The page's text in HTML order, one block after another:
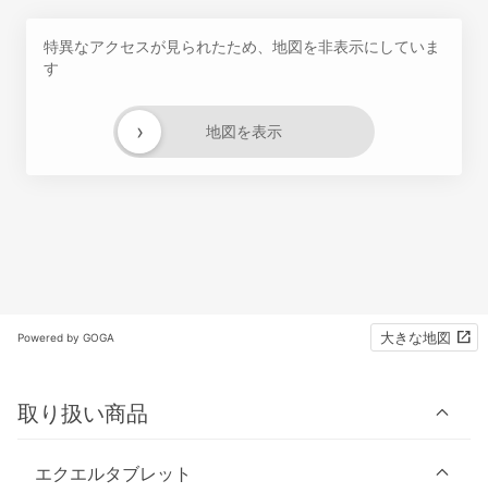
特異なアクセスが見られたため、地図を非表示にしていま
す
地図を表示
›
Powered by GOGA 大きな地図
取り扱い商品
エクエルタブレット